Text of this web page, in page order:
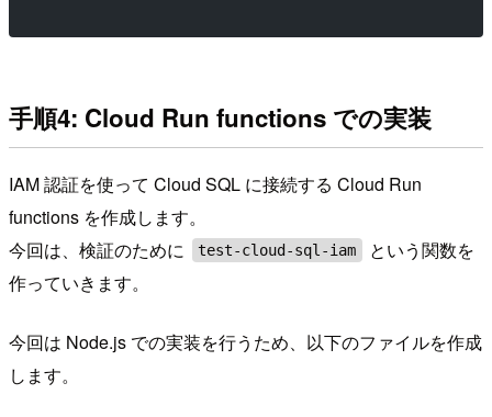
手順4: Cloud Run functions での実装
IAM 認証を使って Cloud SQL に接続する Cloud Run
functions を作成します。
今回は、検証のために
test-cloud-sql-iam
という関数を
作っていきます。
今回は Node.js での実装を行うため、以下のファイルを作成
します。